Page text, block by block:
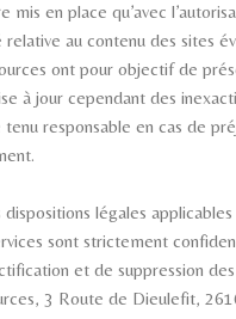
en place qu’avec
au contenu des sites
ont pour objectif de
à jour cependant des
responsable en cas de
légales
sont strictement
et de suppression
3 Route de Dieulefit,